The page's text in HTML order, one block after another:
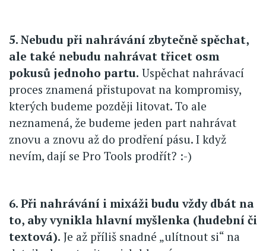
5. Nebudu při nahrávání zbytečně spěchat,
ale také nebudu nahrávat třicet osm
pokusů jednoho partu. Uspěchat nahrávací
proces znamená přistupovat na kompromisy,
kterých budeme později litovat. To ale
neznamená, že budeme jeden part nahrávat
znovu a znovu až do prodření pásu. I když
nevím, dají se Pro Tools prodřít? :-)
6. Při nahrávání i mixáži budu vždy dbát na
to, aby vynikla hlavní myšlenka (hudební či
textová). Je až příliš snadné „ulítnout si“ na